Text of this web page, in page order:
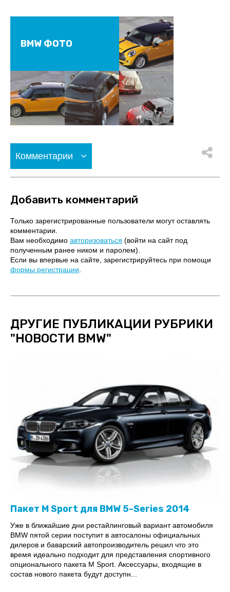
BMW ФОТО
Комментарии
Добавить комментарий
Только зарегистрированные пользователи могут оставлять
комментарии.
Вам необходимо авторизоваться (войти на сайт под
полученным ранее ником и паролем).
Если вы впервые на сайте, зарегистрируйтесь при помощи
формы регистрации
ДРУГИЕ ПУБЛИКАЦИИ РУБРИКИ
"НОВОСТИ BMW"
Пакет M Sport для BMW 5-Series 2014
Уже в ближайшие дни рестайлинговый вариант автомобиля
ВМW пятой серии поступит в автосалоны официальных
дилеров и баварский автопроизводитель решил что это
время идеально подходит для представления спортивного
опционального пакета М Sport. Аксессуары, входящие в
состав нового пакета будут доступн...